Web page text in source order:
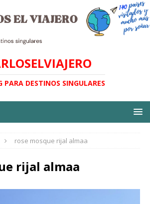
PARA DESTINOS SINGULARES
rose mosque rijal almaa
rijal almaa